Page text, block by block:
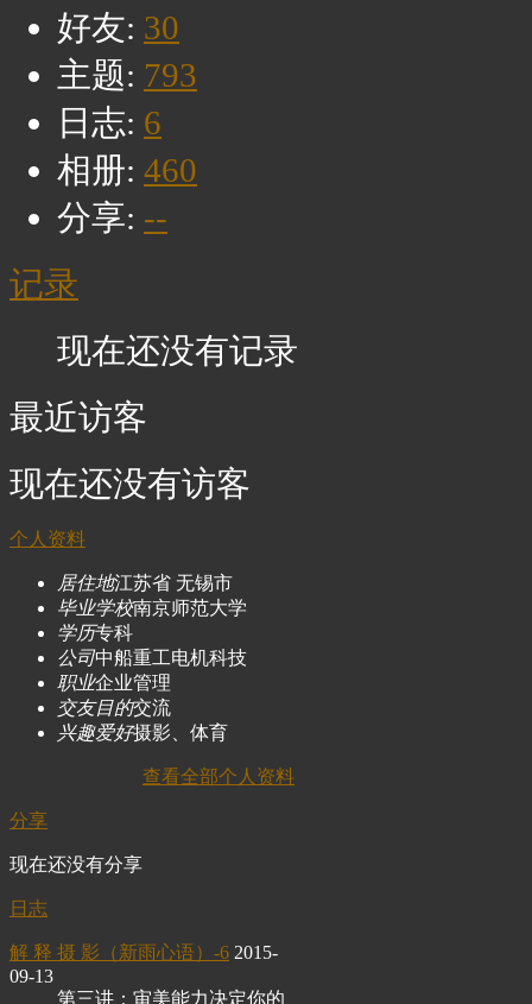
好友: 30
主题: 793
日志: 6
相册: 460
分享: --
记录
现在还没有记录
最近访客
现在还没有访客
个人资料
居住地江苏省 无锡市
毕业学校南京师范大学
学历专科
公司中船重工电机科技
职业企业管理
交友目的交流
兴趣爱好摄影、体育
查看全部个人资料
分享
现在还没有分享
日志
解 释 摄 影（新雨心语）-6 2015-
09-13
第三讲：审美能力决定你的